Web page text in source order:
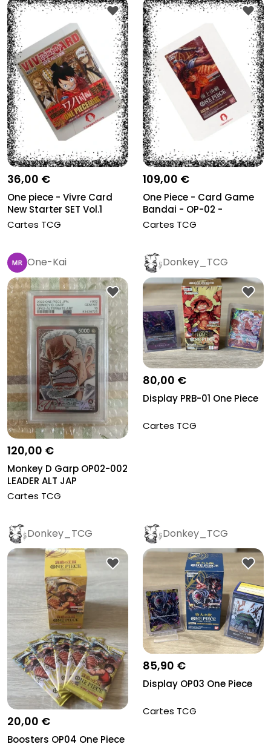
36,00 €
One piece - Vivre Card
New Starter SET Vol.1
Cartes TCG
109,00 €
One Piece - Card Game
Bandai - OP-02 -
Paramount W...
Cartes TCG
One-Kai
120,00 €
Monkey D Garp OP02-002
LEADER ALT JAP
Cartes TCG
Donkey_TCG
80,00 €
Display PRB-01 One Piece
Cartes TCG
Donkey_TCG
20,00 €
Boosters OP04 One Piece
Donkey_TCG
85,90 €
Display OP03 One Piece
Cartes TCG